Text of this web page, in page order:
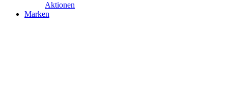
Aktionen
Marken